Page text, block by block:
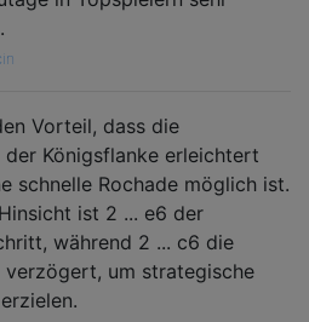
Vorteil, dass die
Königsflanke erleichtert
schnelle Rochade möglich ist.
ist 2 ... e6 der
während 2 ... c6 die
verzögert, um strategische